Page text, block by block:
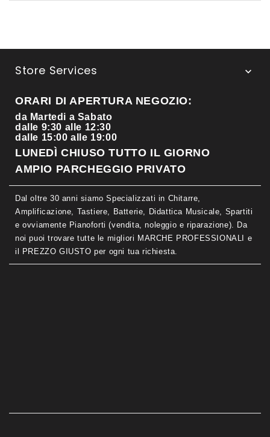
Store Services 
ORARI DI APERTURA NEGOZIO:
da Martedi a Sabato
dalle 9:30 alle 12:30
dalle 15:00 alle 19:00
LUNEDÌ CHIUSO TUTTO IL GIORNO
AMPIO PARCHEGGIO PRIVATO
Dal oltre 30 anni siamo Specializzati in Chitarre,
Amplificazione, Tastiere, Batterie, Didattica Musicale, Spartiti
e ovviamente Pianoforti (vendita, noleggio e riparazione). Da
noi puoi trovare tutte le migliori MARCHE PROFESSIONALI e
il PREZZO GIUSTO per ogni tua richiesta.